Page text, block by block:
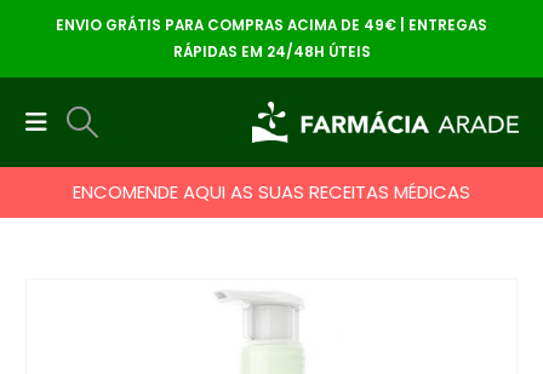
ENVIO GRÁTIS PARA COMPRAS ACIMA DE 49€ | ENTREGAS
RÁPIDAS EM 24/48H ÚTEIS
ENCOMENDE AQUI AS SUAS RECEITAS MÉDICAS